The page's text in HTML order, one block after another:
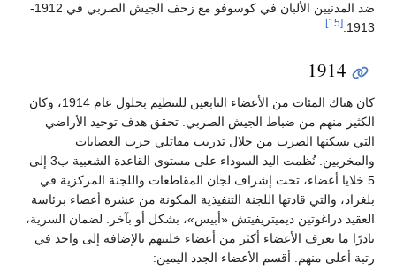
ضد المدنيين الألبان في كوسوفو مع زحف الجيش الصربي في 1912-
1913.
[15]
1914
كان هناك المئات من الأعضاء التابعين للتنظيم بحلول عام 1914، وكان
الكثير منهم من ضباط الجيش الصربي. تحقق هدف توحيد الأراضي
التي يسكنها الصرب من خلال تدريب مقاتلي حرب العصابات
والمخربين. نُظمت اليد السوداء على مستوى القاعدة الشعبية ب3 إلى
5 خلايا أعضاء، تحت إشراف لجان المقاطعات واللجنة المركزية في
بلغراد، والتي قادتها اللجنة التنفيذية المكونة من عشرة أعضاء برئاسة
العقيد دراغوتين ديميتريفيتش «أبيس»، بشكل أو بآخر. لضمان السرية،
نادرًا ما يعرف الأعضاء أكثر من أعضاء خليتهم بالإضافة إلى واحد في
رتبة أعلى منهم. أقسم الأعضاء الجدد اليمين: